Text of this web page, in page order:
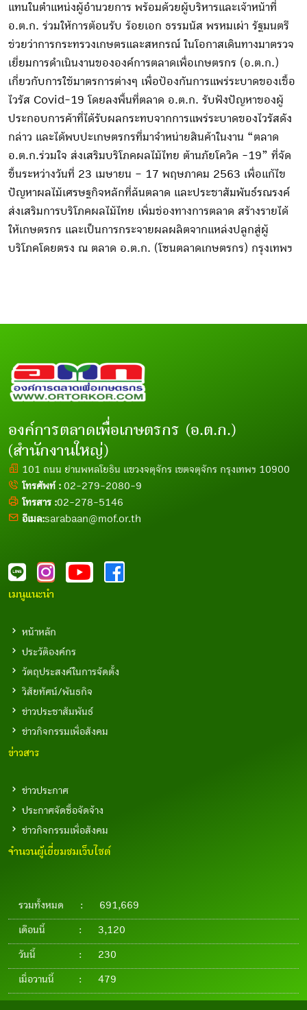
แทนในตำแหน่งผู้อำนวยการ พร้อมด้วยผู้บริหารและเจ้าหน้าที่
อ.ต.ก. ร่วมให้การต้อนรับ ร้อยเอก ธรรมนัส พรหมเผ่า รัฐมนตรี
ช่วยว่าการกระทรวงเกษตรและสหกรณ์ ในโอกาสเดินทางมาตรวจ
เยี่ยมการดำเนินงานขององค์การตลาดเพื่อเกษตรกร (อ.ต.ก.)
เกี่ยวกับการใช้มาตรการต่างๆ เพื่อป้องกันการแพร่ระบาดของเชื้อ
ไวรัส Covid-19 โดยลงพื้นที่ตลาด อ.ต.ก. รับฟังปัญหาของผู้
ประกอบการค้าที่ได้รับผลกระทบจากการแพร่ระบาดของไวรัสดัง
กล่าว และได้พบปะเกษตรกรที่มาจำหน่ายสินค้าในงาน “ตลาด
อ.ต.ก.ร่วมใจ ส่งเสริมบริโภคผลไม้ไทย ต้านภัยโควิค -19” ที่จัด
ขึ้นระหว่างวันที่ 23 เมษายน – 17 พฤษภาคม 2563 เพื่อแก้ไข
ปัญหาผลไม้เศรษฐกิจหลักที่ล้นตลาด และประชาสัมพันธ์รณรงค์
ส่งเสริมการบริโภคผลไม้ไทย เพิ่มช่องทางการตลาด สร้างรายได้
ให้เกษตรกร และเป็นการกระจายผลผลิตจากแหล่งปลูกสู่ผู้
บริโภคโดยตรง ณ ตลาด อ.ต.ก. (โซนตลาดเกษตรกร) กรุงเทพฯ
องค์การตลาดเพื่อเกษตรกร (อ.ต.ก.)
(สำนักงานใหญ่)
101 ถนน ย่านพหลโยธิน แขวงจตุจักร เขตจตุจักร กรุงเทพฯ 10900
โทรศัพท์ : 02-279-2080-9
โทรสาร :02-278-5146
อีเมล:sarabaan@mof.or.th
เมนูแนะนำ
หน้าหลัก
ประวัติองค์กร
วัตถุประสงค์ในการจัดตั้ง
วิสัยทัศน์/พันธกิจ
ข่าวประชาสัมพันธ์
ข่าวกิจกรรมเพื่อสังคม
ข่าวสาร
ข่าวประกาศ
ประกาศจัดซื้อจัดจ้าง
ข่าวกิจกรรมเพื่อสังคม
จำนวนผู้เยี่ยมชมเว็บไซต์
รวมทั้งหมด : 691,669
เดือนนี้ : 3,120
วันนี้ : 230
เมื่อวานนี้ : 479